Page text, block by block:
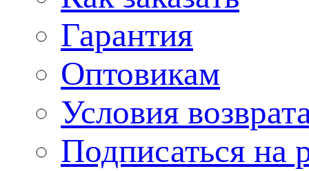
Гарантия
Оптовикам
Условия
Подписаться на